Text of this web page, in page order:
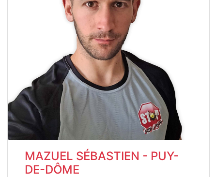
MAZUEL SÉBASTIEN - PUY-
DE-DÔME